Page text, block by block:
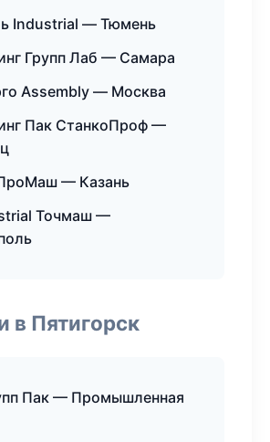
Industrial — Тюмень
Групп Лаб — Самара
Assembly — Москва
Пак СтанкоПроф —
— Казань
Точмаш —
в Пятигорск
Пак — Промышленная